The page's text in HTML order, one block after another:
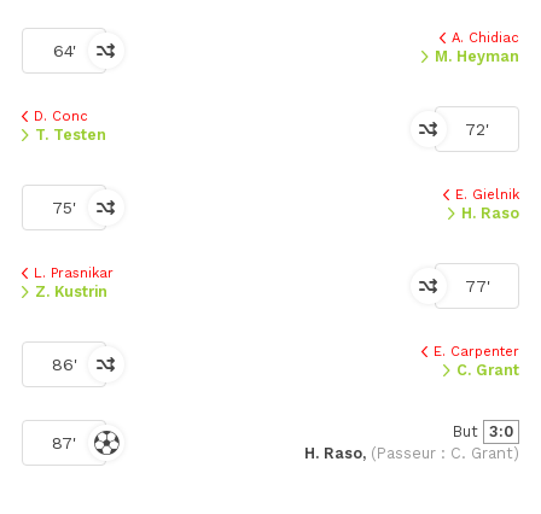
64'
A. Chidiac
M. Heyman
72'
D. Conc
T. Testen
75'
E. Gielnik
H. Raso
77'
L. Prasnikar
Z. Kustrin
86'
E. Carpenter
C. Grant
87'
But 3:0
H. Raso, (Passeur : C. Grant)